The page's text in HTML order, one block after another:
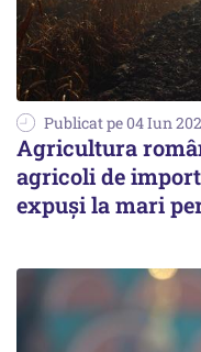
Publicat pe 04 Iun
Agricultura
agricoli de
expuși la mari